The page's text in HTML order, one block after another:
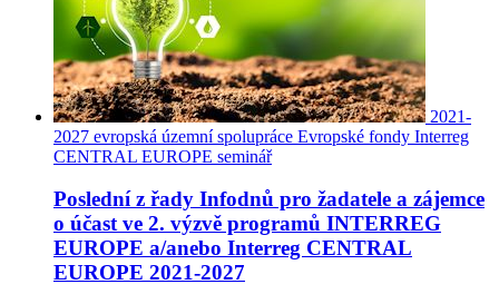
2021-
2027 evropská územní spolupráce Evropské fondy Interreg
CENTRAL EUROPE seminář
Poslední z řady Infodnů pro žadatele a zájemce
o účast ve 2. výzvě programů INTERREG
EUROPE a/anebo Interreg CENTRAL
EUROPE 2021-2027